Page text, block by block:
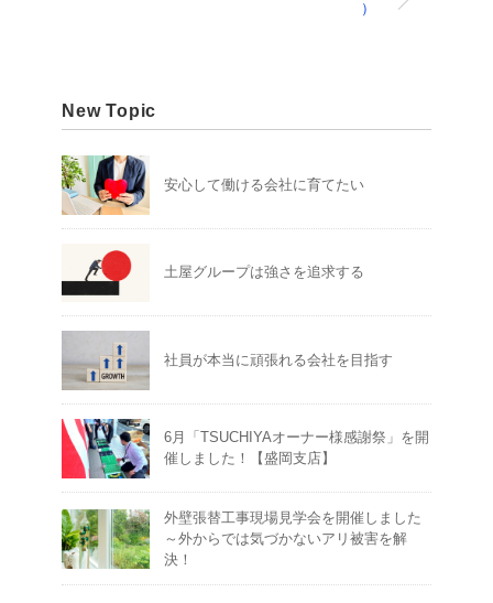
）
New Topic
安心して働ける会社に育てたい
土屋グループは強さを追求する
社員が本当に頑張れる会社を目指す
6月「TSUCHIYAオーナー様感謝祭」を開
催しました！【盛岡支店】
外壁張替工事現場見学会を開催しました
～外からでは気づかないアリ被害を解
決！